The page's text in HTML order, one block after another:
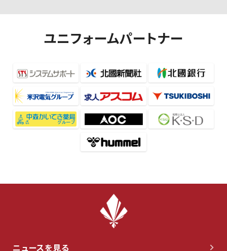
ユニフォームパートナー
ニュースを見る